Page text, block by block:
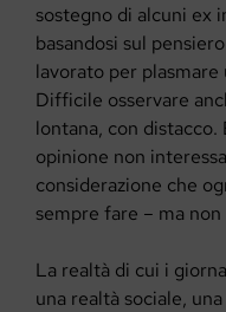
sostegno di alcuni ex
basandosi sul
lavorato per plasmare
Difficile osservare
lontana, con
opinione non
considerazione che
sempre fare – ma
La realtà di cui i
una realtà sociale,